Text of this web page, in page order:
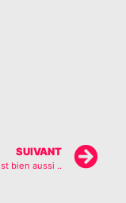
SUIVANT
bien aussi ..